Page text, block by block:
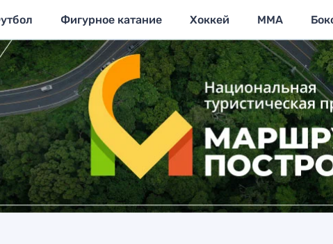
Фигурное катание Хоккей MMA